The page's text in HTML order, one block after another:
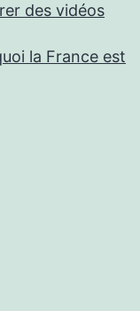
des vidéos
la France est